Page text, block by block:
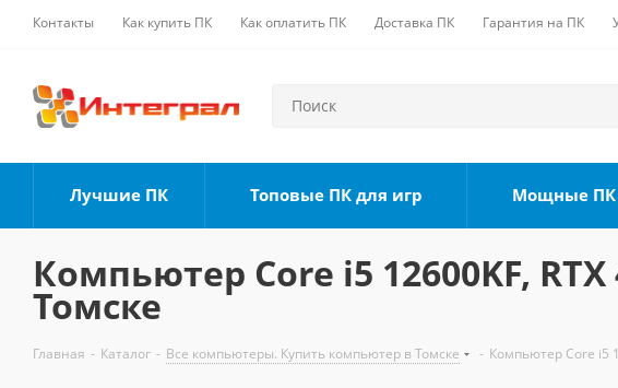
Контакты Как купить ПК Как оплатить ПК Доставка ПК Гарантия на ПК
Лучшие ПК Топовые ПК для игр Мощные ПК
Компьютер Core i5 12600KF, RTX
Томске
Главная - Каталог - Все компьютеры. Купить компьютер в Томске - Компьютер Core i5